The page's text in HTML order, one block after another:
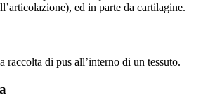
ed in parte da cartilagine.
raccolta di pus all’interno di un tessuto.